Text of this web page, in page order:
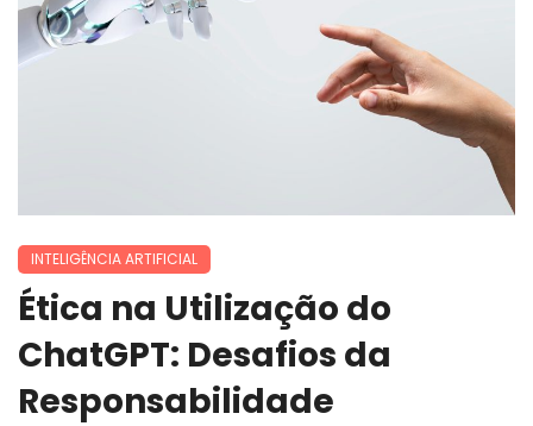
INTELIGÊNCIA ARTIFICIAL
Ética na Utilização do
ChatGPT: Desafios da
Responsabilidade